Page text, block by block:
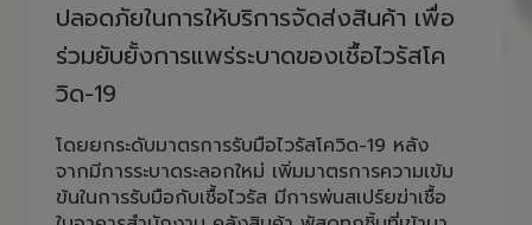
ปลอดภัยในการให้บริการจัดส่งสินค้า เพื่อ
ร่วมยับยั้งการแพร่ระบาดของเชื้อไวรัสโค
วิด-19
โดยยกระดับมาตรการรับมือไวรัสโควิด-19 หลัง
จากมีการระบาดระลอกใหม่ เพิ่มมาตรการความเข้ม
ข้นในการรับมือกับเชื้อไวรัส มีการพ่นสเปร์ยฆ่าเชื้อ